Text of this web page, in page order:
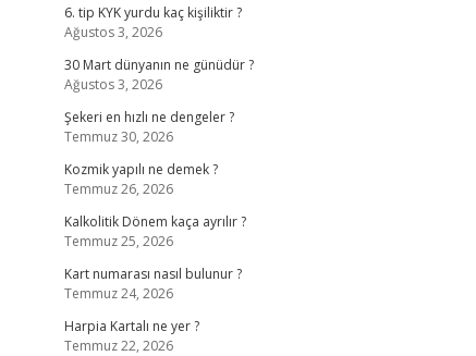
6. tip KYK yurdu kaç kişiliktir ?
Ağustos 3, 2026
30 Mart dünyanın ne günüdür ?
Ağustos 3, 2026
Şekeri en hızlı ne dengeler ?
Temmuz 30, 2026
Kozmik yapılı ne demek ?
Temmuz 26, 2026
Kalkolitik Dönem kaça ayrılır ?
Temmuz 25, 2026
Kart numarası nasıl bulunur ?
Temmuz 24, 2026
Harpia Kartalı ne yer ?
Temmuz 22, 2026